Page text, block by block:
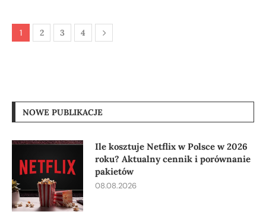
1 2 3 4
NOWE PUBLIKACJE
Ile kosztuje Netflix w Polsce w 2026
roku? Aktualny cennik i porównanie
pakietów
08.08.2026